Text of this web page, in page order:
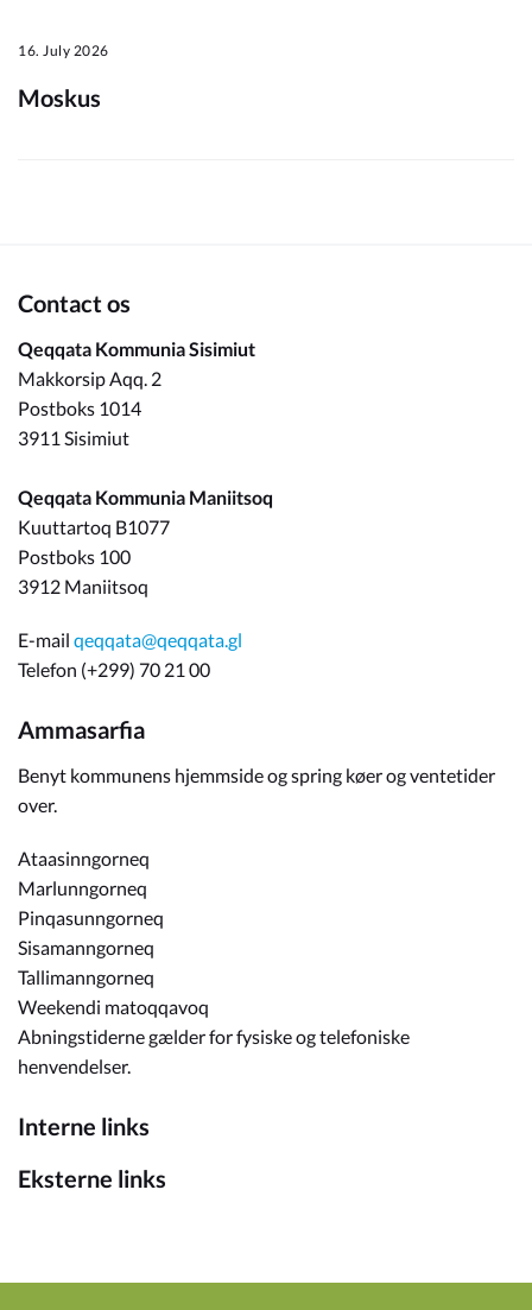
16. July 2026
Moskus
Contact os
Qeqqata Kommunia Sisimiut
Makkorsip Aqq. 2
Postboks 1014
3911 Sisimiut
Qeqqata Kommunia Maniitsoq
Kuuttartoq B1077
Postboks 100
3912 Maniitsoq
E-mail qeqqata@qeqqata.gl
Telefon (+299) 70 21 00
Ammasarfia
Benyt kommunens hjemmside og spring køer og ventetider
over.
Ataasinngorneq
Marlunngorneq
Pinqasunngorneq
Sisamanngorneq
Tallimanngorneq
Weekendi matoqqavoq
Abningstiderne gælder for fysiske og telefoniske
henvendelser.
Interne links
Eksterne links